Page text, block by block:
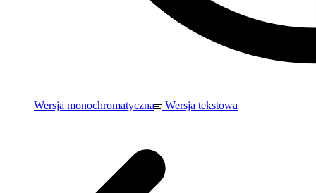
Wersja monochromatyczna Wersja tekstowa